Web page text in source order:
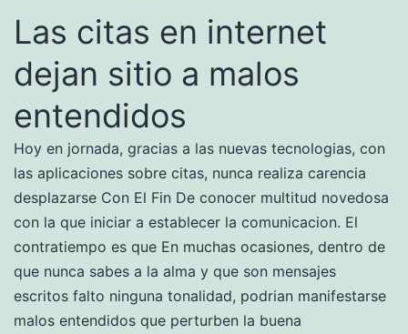
Las citas en internet
dejan sitio a malos
entendidos
Hoy en jornada, gracias a las nuevas tecnologias, con
las aplicaciones sobre citas, nunca realiza carencia
desplazarse Con El Fin De conocer multitud novedosa
con la que iniciar a establecer la comunicacion. El
contratiempo es que En muchas ocasiones, dentro de
que nunca sabes a la alma y que son mensajes
escritos falto ninguna tonalidad, podri­an manifestarse
malos entendidos que perturben la buena